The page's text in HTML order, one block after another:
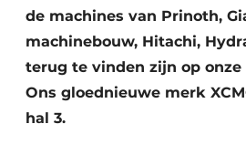
de machines van Prinoth,
machinebouw, Hitachi,
terug te vinden zijn op onze
Ons gloednieuwe merk
hal 3.